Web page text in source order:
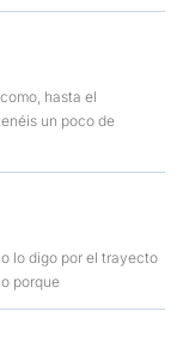
hasta el
un poco de
lo digo por el trayecto
porque